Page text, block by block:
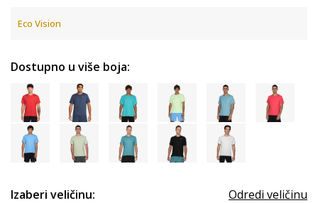
Eco Vision
Dostupno u više boja:
Izaberi veličinu: Odredi veličinu